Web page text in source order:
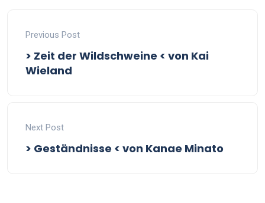
Previous Post
> Zeit der Wildschweine < von Kai
Wieland
Next Post
> Geständnisse < von Kanae Minato